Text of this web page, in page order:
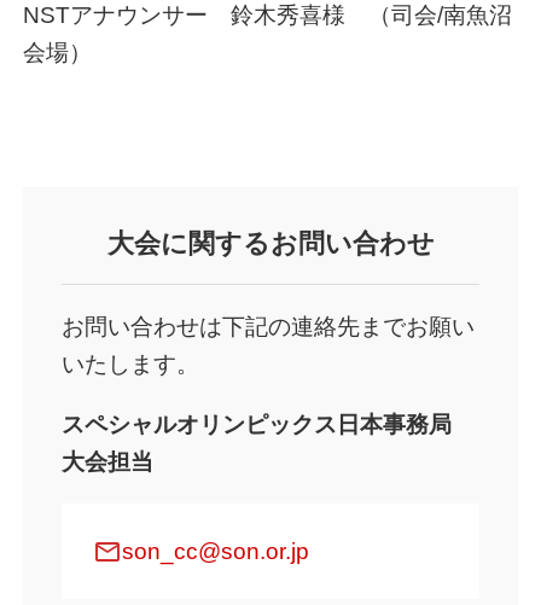
NSTアナウンサー 鈴木秀喜様 （司会/南魚沼
会場）
大会に関するお問い合わせ
お問い合わせは下記の連絡先までお願い
いたします。
スペシャルオリンピックス日本事務局
大会担当
mailson_cc@son.or.jp